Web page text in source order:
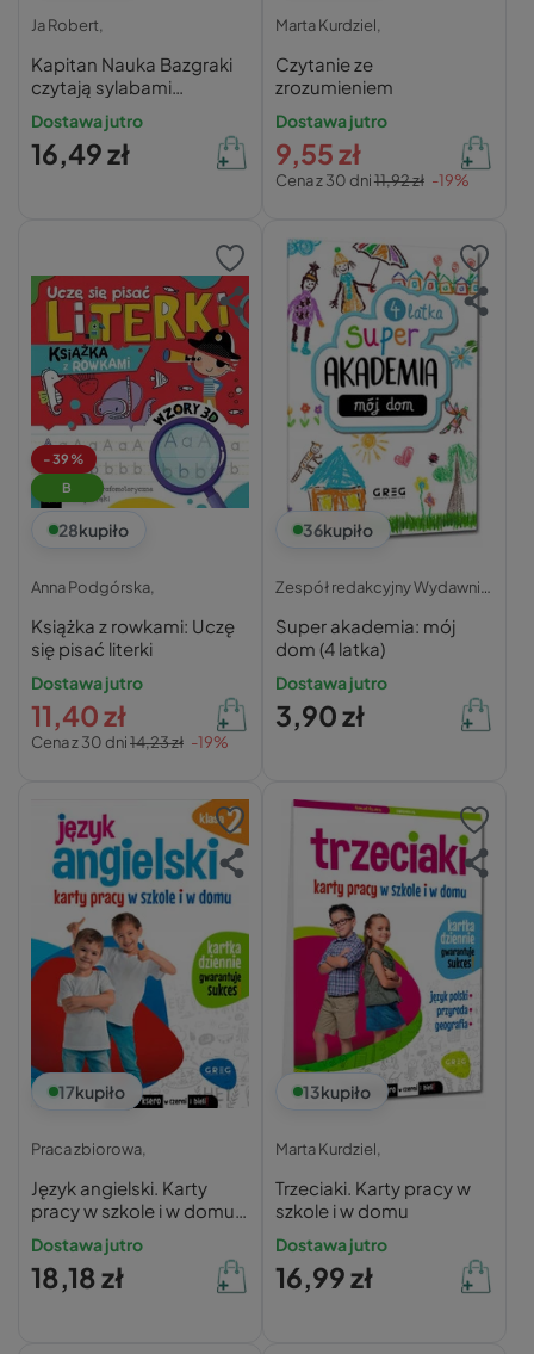
Ja Robert,
Kapitan Nauka Bazgraki
czytają sylabami
Elementarz Ja Robert
Dostawa jutro
16,49 zł
Marta Kurdziel,
Czytanie ze
zrozumieniem
Dostawa jutro
Cena z 30 dni11,92 zł -19%
9,55 zł
-39%
B
28kupiło
Anna Podgórska,
Książka z rowkami: Uczę
się pisać literki
Dostawa jutro
Cena z 30 dni14,23 zł -19%
11,40 zł
36kupiło
Zespół redakcyjny Wydawnictwa Greg,
Super akademia: mój
dom (4 latka)
Dostawa jutro
3,90 zł
17kupiło
Praca zbiorowa,
Język angielski. Karty
pracy w szkole i w domu.
Klasa 2
Dostawa jutro
18,18 zł
13kupiło
Marta Kurdziel,
Trzeciaki. Karty pracy w
szkole i w domu
Dostawa jutro
16,99 zł